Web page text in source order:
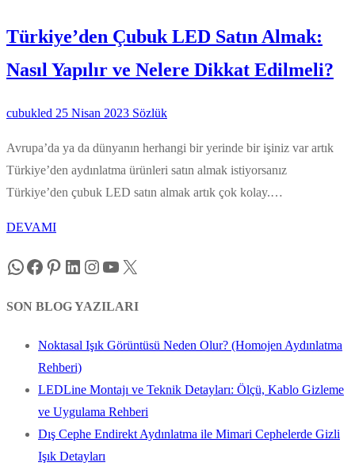
Türkiye’den Çubuk LED Satın Almak:
Nasıl Yapılır ve Nelere Dikkat Edilmeli?
cubukled 25 Nisan 2023 Sözlük
Avrupa’da ya da dünyanın herhangi bir yerinde bir işiniz var artık
Türkiye’den aydınlatma ürünleri satın almak istiyorsanız
Türkiye’den çubuk LED satın almak artık çok kolay.…
DEVAMI
WhatsApp
Facebook
Pinterest
LinkedIn
Instagram
YouTube
X
SON BLOG YAZILARI
Noktasal Işık Görüntüsü Neden Olur? (Homojen Aydınlatma
Rehberi)
LEDLine Montajı ve Teknik Detayları: Ölçü, Kablo Gizleme
ve Uygulama Rehberi
Dış Cephe Endirekt Aydınlatma ile Mimari Cephelerde Gizli
Işık Detayları